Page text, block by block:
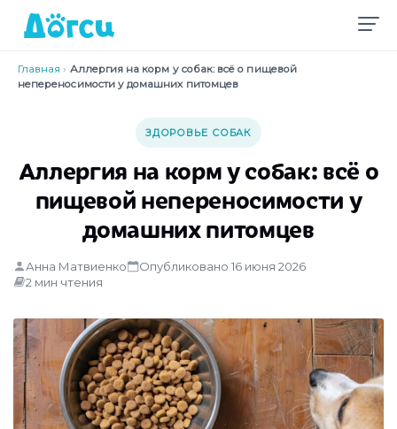
Главная › Аллергия на корм у собак: всё о пищевой
непереносимости у домашних питомцев
ЗДОРОВЬЕ СОБАК
Аллергия на корм у собак: всё о
пищевой непереносимости у
домашних питомцев
Анна Матвиенко
Опубликовано 16 июня 2026
2 мин чтения